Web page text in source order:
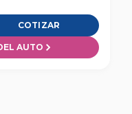
COTIZAR
AUTO